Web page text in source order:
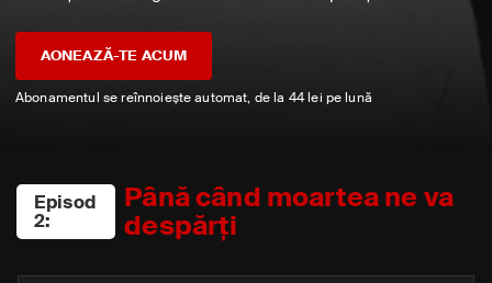
AONEAZĂ-TE ACUM
Abonamentul se reînnoiește automat, de la 44 lei pe lună
Episod
2:
Până când moartea ne va
despărți